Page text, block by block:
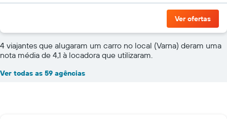
Ver ofertas
4 viajantes que alugaram um carro no local (Varna) deram uma
nota média de 4,1 à locadora que utilizaram.
Ver todas as 59 agências